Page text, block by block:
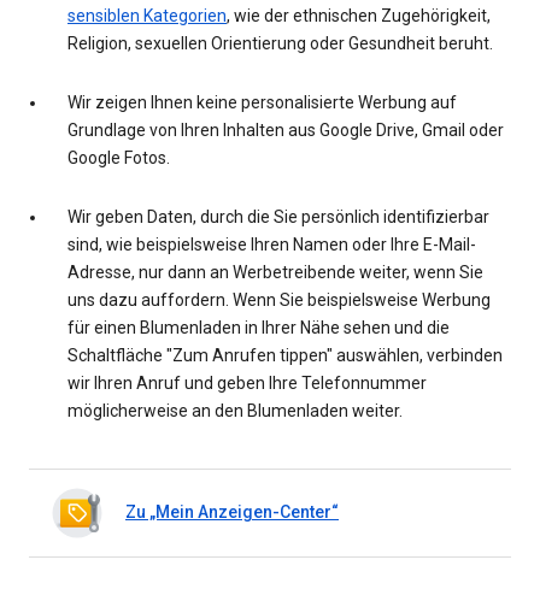
sensiblen Kategorien, wie der ethnischen Zugehörigkeit,
Religion, sexuellen Orientierung oder Gesundheit beruht.
Wir zeigen Ihnen keine personalisierte Werbung auf
Grundlage von Ihren Inhalten aus Google Drive, Gmail oder
Google Fotos.
Wir geben Daten, durch die Sie persönlich identifizierbar
sind, wie beispielsweise Ihren Namen oder Ihre E-Mail-
Adresse, nur dann an Werbetreibende weiter, wenn Sie
uns dazu auffordern. Wenn Sie beispielsweise Werbung
für einen Blumenladen in Ihrer Nähe sehen und die
Schaltfläche "Zum Anrufen tippen" auswählen, verbinden
wir Ihren Anruf und geben Ihre Telefonnummer
möglicherweise an den Blumenladen weiter.
Zu „Mein Anzeigen-Center“